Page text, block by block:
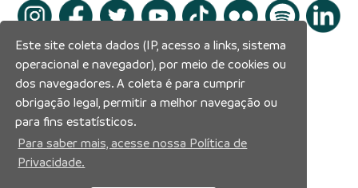
Este site coleta dados (IP, acesso a links, sistema
operacional e navegador), por meio de cookies ou
dos navegadores. A coleta é para cumprir
obrigação legal, permitir a melhor navegação ou
para fins estatísticos.
Para saber mais, acesse nossa Política de
Privacidade.